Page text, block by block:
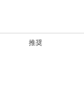
推奨